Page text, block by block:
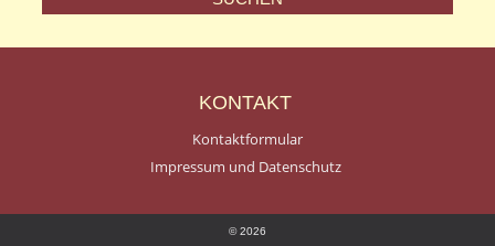
KONTAKT
Kontaktformular
Impressum und Datenschutz
© 2026